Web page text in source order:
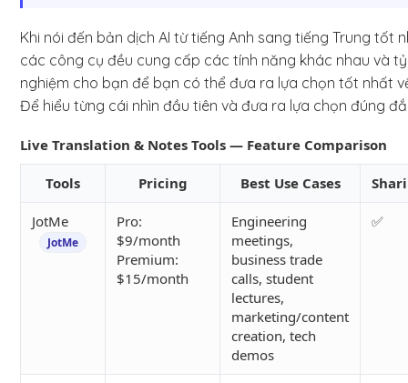
Khi nói đến bản dịch AI từ tiếng Anh sang tiếng Trung
các công cụ đều cung cấp các tính năng khác nhau và
nghiệm cho bạn để bạn có thể đưa ra lựa chọn tốt nhất
Để hiểu từng cái nhìn đầu tiên và đưa ra lựa chọn đúng
Live Translation & Notes Tools — Feature Comparison
Tools Pricing Best Use Cases
JotMe
JotMe
Pro:
$9/month
Premium:
$15/month
Engineering
meetings,
business trade
calls, student
lectures,
marketing/content
creation, tech
demos
✅